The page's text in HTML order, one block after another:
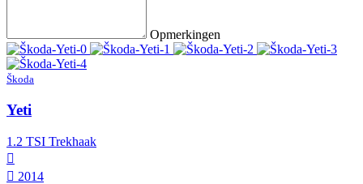
Opmerkingen
Škoda
Yeti
1.2 TSI Trekhaak
2014